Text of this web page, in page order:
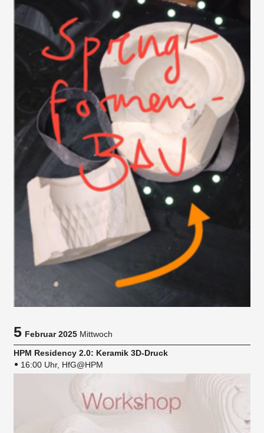
5Februar 2025 Mittwoch
HPM Residency 2.0: Keramik 3D-Druck
16:00 Uhr, HfG@HPM